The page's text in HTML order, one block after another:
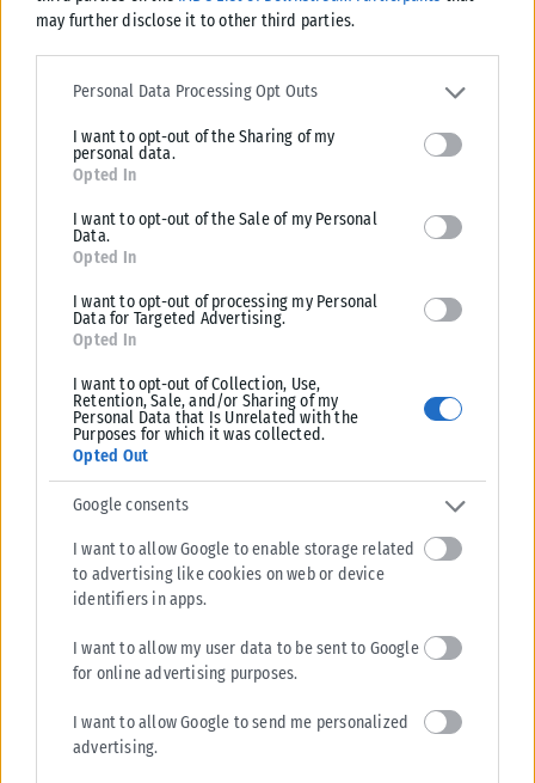
may further disclose it to other third parties.
Please note that this website/app uses one or more Google
services and may gather and store information including but not
deny consent to Google and its third-party tags to use your data
for below specified purposes in below Google consent section.
Personal Data Processing Opt Outs
I want to opt-out of the Sharing of my
personal data.
Opted In
I want to opt-out of the Sale of my Personal
Data.
Opted In
I want to opt-out of processing my Personal
Data for Targeted Advertising.
Opted In
I want to opt-out of Collection, Use,
Retention, Sale, and/or Sharing of my
Personal Data that Is Unrelated with the
Purposes for which it was collected.
Opted Out
Google consents
I want to allow Google to enable storage related
to advertising like cookies on web or device
identifiers in apps.
I want to allow my user data to be sent to Google
for online advertising purposes.
I want to allow Google to send me personalized
advertising.